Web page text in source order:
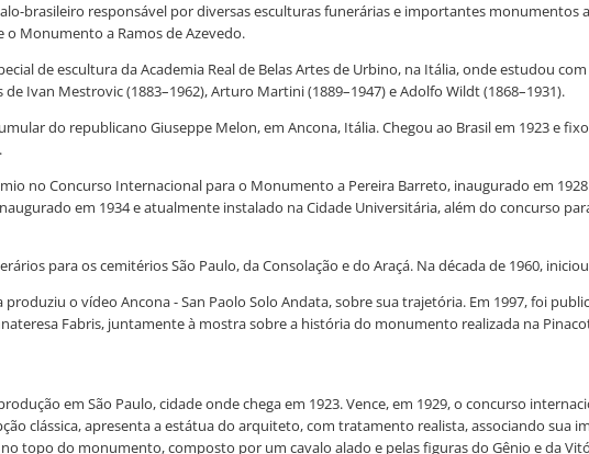
brasileiro responsável por diversas esculturas funerárias e importantes monumentos
Monumento a Ramos de Azevedo.
de escultura da Academia Real de Belas Artes de Urbino, na Itália, onde estudou
Ivan Mestrovic (1883–1962), Arturo Martini (1889–1947) e Adolfo Wildt (1868–1931).
do republicano Giuseppe Melon, em Ancona, Itália. Chegou ao Brasil em 1923 e
no Concurso Internacional para o Monumento a Pereira Barreto, inaugurado em
em 1934 e atualmente instalado na Cidade Universitária, além do concurso
para os cemitérios São Paulo, da Consolação e do Araçá. Na década de 1960,
produziu o vídeo Ancona - San Paolo Solo Andata, sobre sua trajetória. Em 1997, foi
Fabris, juntamente à mostra sobre a história do monumento realizada na
em São Paulo, cidade onde chega em 1923. Vence, em 1929, o concurso
clássica, apresenta a estátua do arquiteto, com tratamento realista, associando sua
topo do monumento, composto por um cavalo alado e pelas figuras do Gênio e da